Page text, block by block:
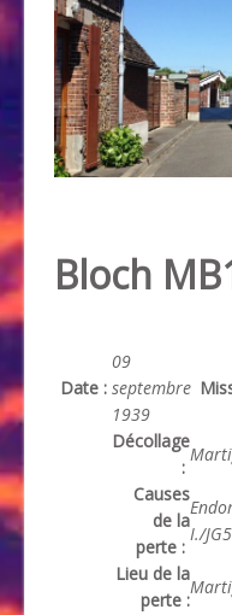
Bloch
Date :
09
septembre
1939
Décollage
:
Causes
de la
perte :
I./
Lieu de la
perte :